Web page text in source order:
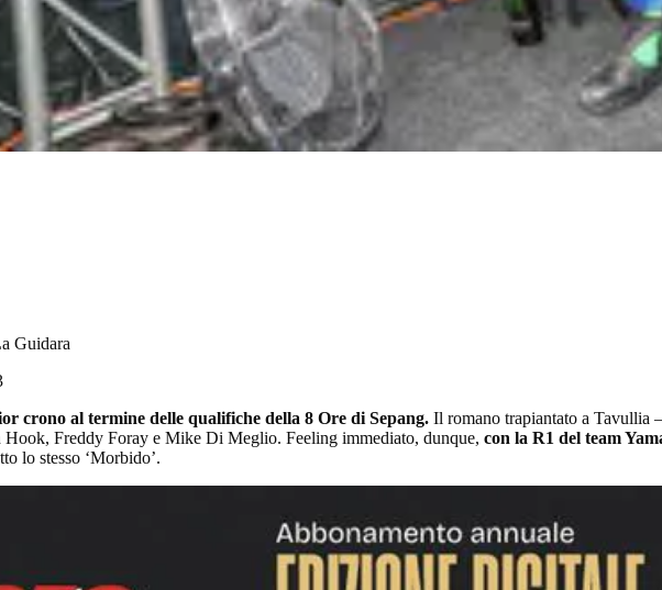
Guidara
crono al termine delle qualifiche della 8 Ore di Sepang. Il romano trapiantato a Tavullia
Freddy Foray e Mike Di Meglio. Feeling immediato, dunque, con la R1 del team
lo stesso ‘Morbido’.